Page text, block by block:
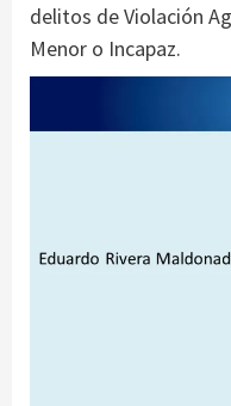
delitos de Violación
Menor o Incapaz.